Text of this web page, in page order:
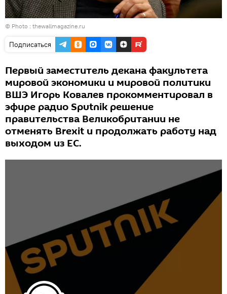
© Photo : thewallmagazine.ru
Подписаться
Первый заместитель декана факультета
мировой экономики и мировой политики
ВШЭ Игорь Ковалев прокомментировал в
эфире радио Sputnik решение
правительства Великобритании не
отменять Brexit и продолжать работу над
выходом из ЕС.